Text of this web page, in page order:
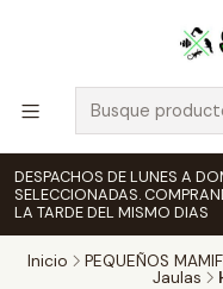
DESPACHOS DE LUNES A
SELECCIONADAS.
LA TARDE DEL MISMO DIAS
Inicio PEQUEÑOS
Jaulas